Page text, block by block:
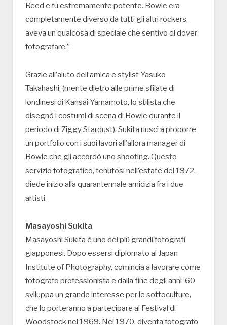
Reed e fu estremamente potente. Bowie era
completamente diverso da tutti gli altri rockers,
aveva un qualcosa di speciale che sentivo di dover
fotografare.”
Grazie all’aiuto dell’amica e stylist Yasuko
Takahashi, (mente dietro alle prime sfilate di
londinesi di Kansai Yamamoto, lo stilista che
disegnò i costumi di scena di Bowie durante il
periodo di Ziggy Stardust), Sukita riuscì a proporre
un portfolio con i suoi lavori all’allora manager di
Bowie che gli accordò uno shooting. Questo
servizio fotografico, tenutosi nell’estate del 1972,
diede inizio alla quarantennale amicizia fra i due
artisti.
Masayoshi Sukita
Masayoshi Sukita è uno dei più grandi fotografi
giapponesi. Dopo essersi diplomato al Japan
Institute of Photography, comincia a lavorare come
fotografo professionista e dalla fine degli anni ’60
sviluppa un grande interesse per le sottoculture,
che lo porteranno a partecipare al Festival di
Woodstock nel 1969. Nel 1970, diventa fotografo